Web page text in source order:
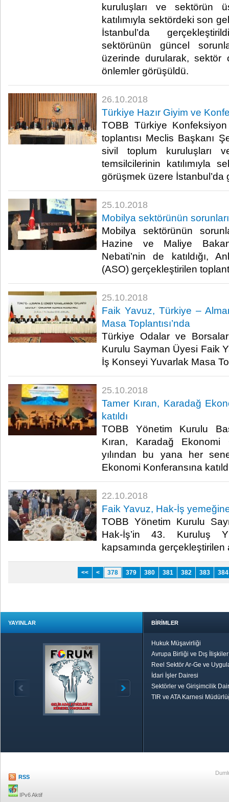
kuruluşları ve sektörün
katılımıyla sektördeki son
İstanbul’da
sektörünün güncel
üzerinde durularak, sektör
önlemler görüşüldü.​
26.10.2018
Türkiye Hazır Giyim ve
TOBB Türkiye
toplantısı Meclis Başkanı
sivil toplum kuruluşları
temsilcilerinin katılımıyla
görüşmek üzere İstanbul’da
25.10.2018
Mobilya sektörünün
Mobilya sektörünün
Hazine ve Maliye Bakan
Nebati’nin de katıldığı,
(ASO) gerçekleştirilen
25.10.2018
Faik Yavuz, Türkiye –
Masa Toplantısı’nda
Türkiye Odalar ve
Kurulu Sayman Üyesi Faik
İş Konseyi Yuvarlak Masa
25.10.2018
Tamer Kıran, Karadağ
katıldı
TOBB Yönetim Kurulu
Kıran, Karadağ Ekonomi
yılından bu yana her
Ekonomi Konferansına
22.10.2018
Faik Yavuz, Hak-İş yemeğine
TOBB Yönetim Kurulu
Hak-İş’in 43. Kuruluş
kapsamında gerçekleştirilen
<< < 378 379 380 381 382 383 384
YAYINLAR BİRİMLER
Hukuk Müşavirliği
Avrupa Birliği ve Dış
Reel Sektör Ar-Ge ve
İdari İşler Dairesi
Sektörler ve Girişimcilik
TIR ve ATA Karnesi
RSS
IPv6 Aktif